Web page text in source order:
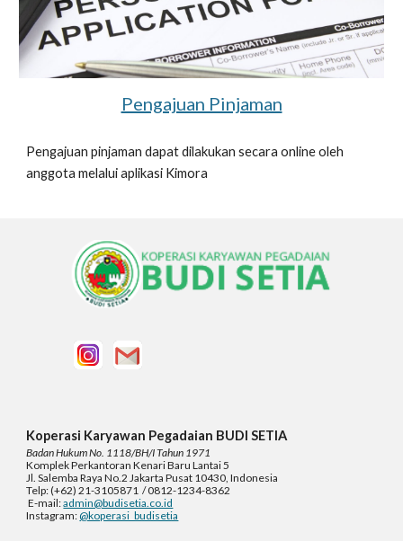
Pengajuan Pinjaman
Pengajuan pinjaman dapat dilakukan secara online oleh
anggota melalui aplikasi Kimora
Koperasi Karyawan Pegadaian BUDI SETIA
Badan Hukum No. 1118/BH/I Tahun 1971
KomplekPerkantoran Kenari Baru Lantai 5
Jl. Salemba Raya No.2 Jakarta Pusat 10430, Indonesia
Telp: (+62) 21-3105871 / 0812-1234-8362
E-mail:admin@budisetia.co.id
Instagram: @koperasi_budisetia